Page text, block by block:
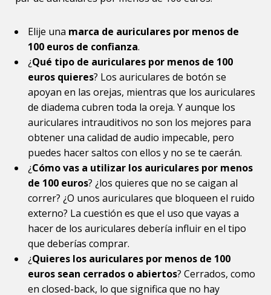
Elije una marca de auriculares por menos de
100 euros de confianza.
¿Qué tipo de auriculares por menos de 100
euros quieres? Los auriculares de botón se
apoyan en las orejas, mientras que los auriculares
de diadema cubren toda la oreja. Y aunque los
auriculares intrauditivos no son los mejores para
obtener una calidad de audio impecable, pero
puedes hacer saltos con ellos y no se te caerán.
¿Cómo vas a utilizar los auriculares por menos
de 100 euros? ¿los quieres que no se caigan al
correr? ¿O unos auriculares que bloqueen el ruido
externo? La cuestión es que el uso que vayas a
hacer de los auriculares debería influir en el tipo
que deberías comprar.
¿Quieres los auriculares por menos de 100
euros sean cerrados o abiertos? Cerrados, como
en closed-back, lo que significa que no hay